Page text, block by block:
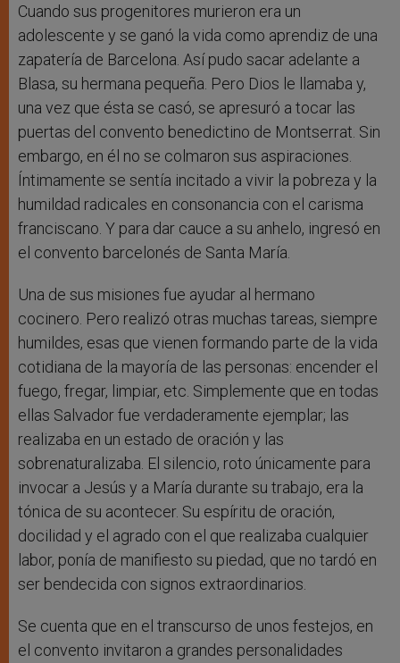
Cuando sus progenitores murieron era un
adolescente y se ganó la vida como aprendiz de una
zapatería de Barcelona. Así pudo sacar adelante a
Blasa, su hermana pequeña. Pero Dios le llamaba y,
una vez que ésta se casó, se apresuró a tocar las
puertas del convento benedictino de Montserrat. Sin
embargo, en él no se colmaron sus aspiraciones.
Íntimamente se sentía incitado a vivir la pobreza y la
humildad radicales en consonancia con el carisma
franciscano. Y para dar cauce a su anhelo, ingresó en
el convento barcelonés de Santa María.
Una de sus misiones fue ayudar al hermano
cocinero. Pero realizó otras muchas tareas, siempre
humildes, esas que vienen formando parte de la vida
cotidiana de la mayoría de las personas: encender el
fuego, fregar, limpiar, etc. Simplemente que en todas
ellas Salvador fue verdaderamente ejemplar; las
realizaba en un estado de oración y las
sobrenaturalizaba. El silencio, roto únicamente para
invocar a Jesús y a María durante su trabajo, era la
tónica de su acontecer. Su espíritu de oración,
docilidad y el agrado con el que realizaba cualquier
labor, ponía de manifiesto su piedad, que no tardó en
ser bendecida con signos extraordinarios.
Se cuenta que en el transcurso de unos festejos, en
el convento invitaron a grandes personalidades